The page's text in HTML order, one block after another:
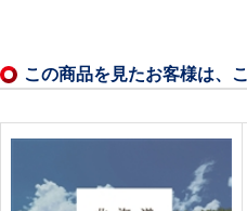
この商品を見たお客様は、